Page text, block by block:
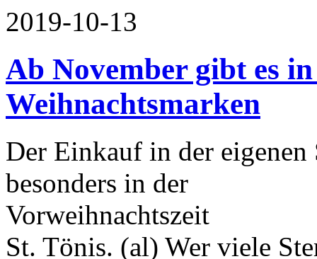
2019-10-13
Ab November gibt es
Weihnachtsmarken
Der Einkauf in der
besonders in der
Vorweihnachtszeit
St. Tönis. (al) Wer viele